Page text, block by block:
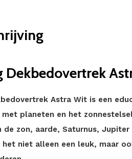
Dekbedovertrek
Astra Wit is een
planeten en het
zon, aarde, Saturnus,
niet alleen een leuk, maar